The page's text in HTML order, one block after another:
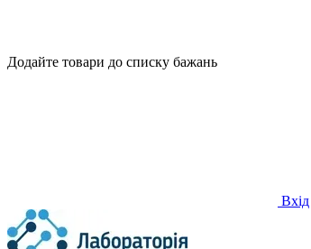
Додайте товари до списку бажань
Вхід